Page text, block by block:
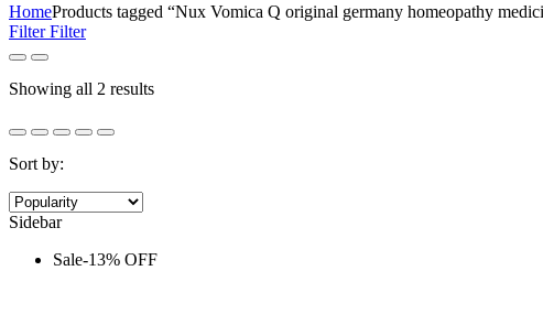
HomeProducts tagged “Nux Vomica Q original germany homeopathy
FilterFilter
Showing all 2 resultsSorted
Sort by:
Sidebar
Sale-13% OFF